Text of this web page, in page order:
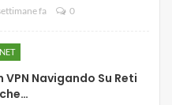
fa 0
Navigando Su Reti